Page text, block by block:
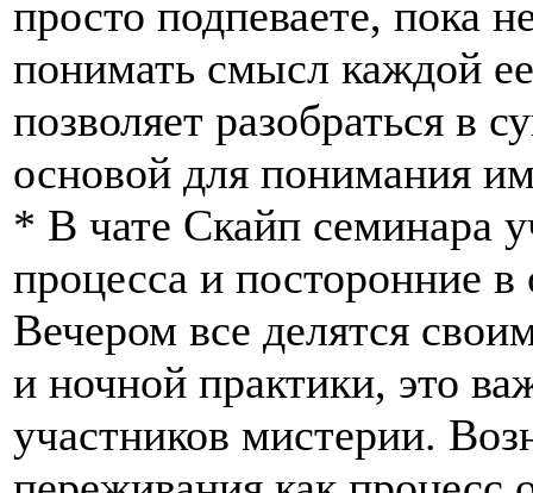
просто подпеваете, пока
понимать смысл каждой
позволяет разобраться в
основой для понимания
* В чате Скайп семинара
процесса и посторонние
Вечером все делятся
и ночной практики, это
участников мистерии.